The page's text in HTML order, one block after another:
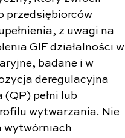
przedsiębiorców
z uwagi na
GIF działalności w
badane i w
deregulacyjna
pełni lub
wytwarzania. Nie
wytwórniach